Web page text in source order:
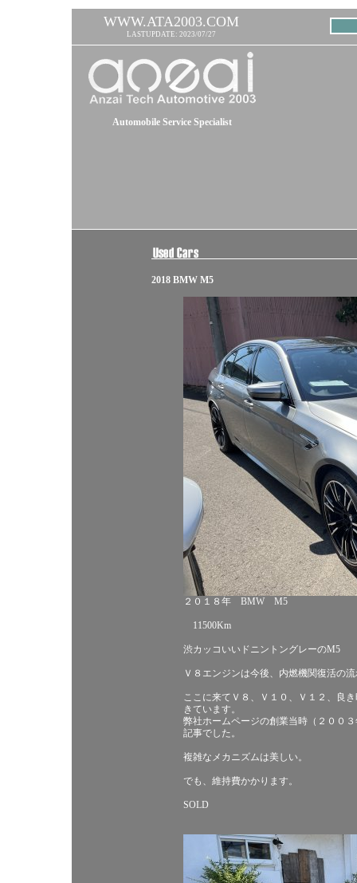
WWW.ATA2003.COM
LASTUPDATE: 2023/07/27
Automobile Service Specialist
2018 BMW M5
２０１８年 BMW M5
11500Km
渋カッコいいドニントングレーのM5
Ｖ８エンジンは今後、内燃機関復活の
ここに来てＶ８、Ｖ１０、Ｖ１２、良
きています。
弊社ホームページの創業当時（２００
記事でした。
複雑なメカニズムは美しい。
でも、維持費かかります。
SOLD